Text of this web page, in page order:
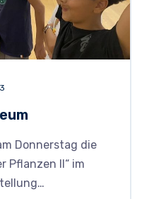
Donnerstag die
Pflanzen II“ im